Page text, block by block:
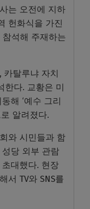
는 오전에 지하
헌화식을 가진
석해 주재하는
카탈루냐 자치
한다. 교황은 미
해 ‘예수 그리
알려졌다.
와 시민들과 함
당 외부 관람
대했다. 현장
서 TV와 SNS를